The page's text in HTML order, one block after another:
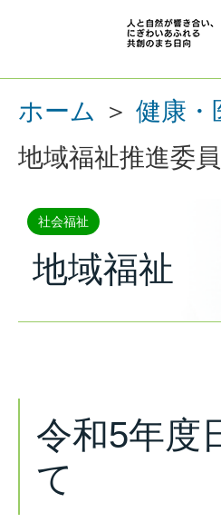
ホーム ＞ 健康・
地域福祉推進委
社会福祉
地域福祉
令和5年度
て